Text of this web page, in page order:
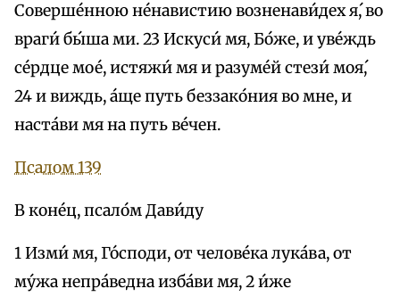
Соверше́нною не́навистию возненави́дех я́, во
враги́ бы́ша ми. 23 Искуси́ мя, Бо́же, и уве́ждь
се́рдце мое́, истяжи́ мя и разуме́й стези́ моя́,
24 и виждь, а́ще путь беззако́ния во мне, и
наста́ви мя на путь ве́чен.
Псалом 139
В коне́ц, псало́м Дави́ду
1 Изми́ мя, Го́споди, от челове́ка лука́ва, от
му́жа непра́ведна изба́ви мя, 2 и́же